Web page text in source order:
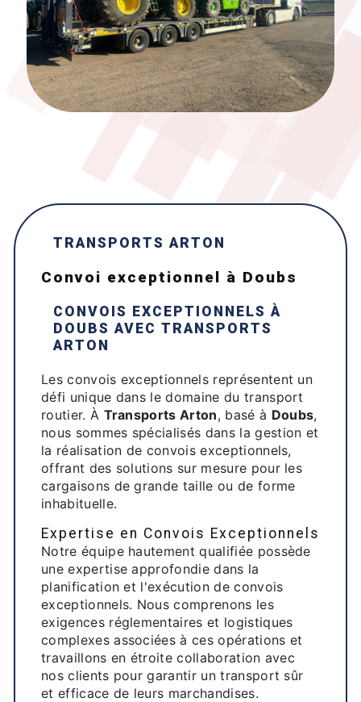
TRANSPORTS ARTON
convoi exceptionnel à Doubs
CONVOIS EXCEPTIONNELS À
DOUBS AVEC TRANSPORTS
ARTON
Les convois exceptionnels représentent un
défi unique dans le domaine du transport
routier. À Transports Arton, basé à Doubs,
nous sommes spécialisés dans la gestion et
la réalisation de convois exceptionnels,
offrant des solutions sur mesure pour les
cargaisons de grande taille ou de forme
inhabituelle.
Expertise en Convois Exceptionnels
Notre équipe hautement qualifiée possède
une expertise approfondie dans la
planification et l'exécution de convois
exceptionnels. Nous comprenons les
exigences réglementaires et logistiques
complexes associées à ces opérations et
travaillons en étroite collaboration avec
nos clients pour garantir un transport sûr
et efficace de leurs marchandises.